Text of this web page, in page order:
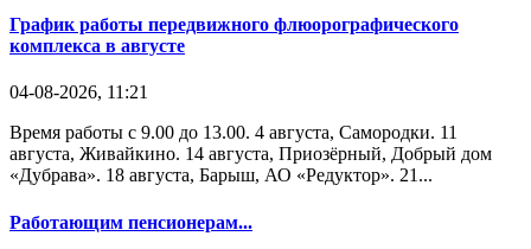
График работы передвижного флюорографического
комплекса в августе
04-08-2026, 11:21
Время работы с 9.00 до 13.00. 4 августа, Самородки. 11
августа, Живайкино. 14 августа, Приозёрный, Добрый дом
«Дубрава». 18 августа, Барыш, АО «Редуктор». 21...
Работающим пенсионерам...